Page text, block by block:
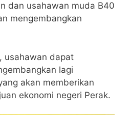
dan usahawan muda B40
mengembangkan
usahawan dapat
lagi
akan memberikan
ekonomi negeri Perak.